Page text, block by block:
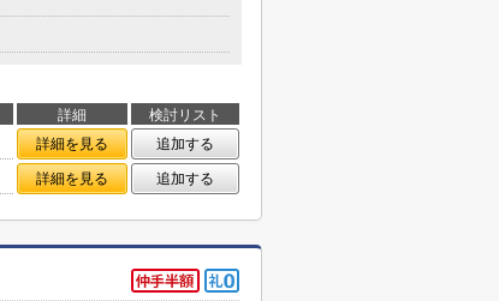
詳細
検討リスト
詳細を見る
追加する
詳細を見る 追加する